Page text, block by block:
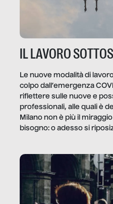
IL LAVORO
Le nuove modalità di
colpo dall’emergenza
riflettere sulle nuove e
professionali, alle quali è
Milano non è più il
bisogno: o adesso si